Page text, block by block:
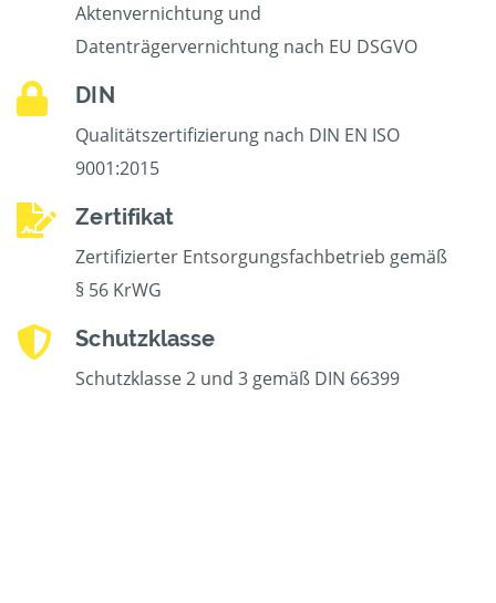
Aktenvernichtung und
Datenträgervernichtung nach EU DSGVO
DIN
Qualitätszertifizierung nach DIN EN ISO
9001:2015
Zertifikat
Zertifizierter Entsorgungsfachbetrieb gemäß
§ 56 KrWG
Schutzklasse
Schutzklasse 2 und 3 gemäß DIN 66399